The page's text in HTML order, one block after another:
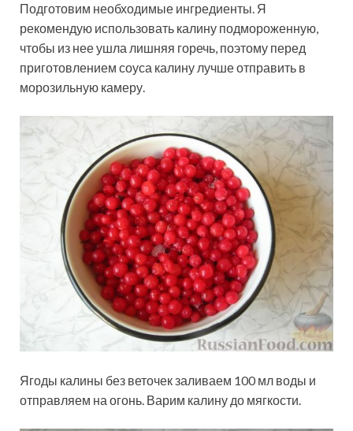
Подготовим необходимые ингредиенты. Я
рекомендую использовать калину подмороженную,
чтобы из нее ушла лишняя горечь, поэтому перед
приготовлением соуса калину лучше отправить в
морозильную камеру.
Ягоды калины без веточек заливаем 100 мл воды и
отправляем на огонь. Варим калину до мягкости.